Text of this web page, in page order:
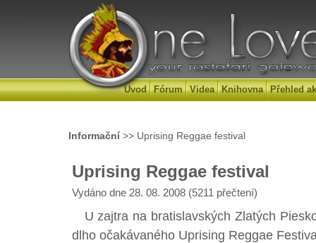
Úvod Fórum Videa Knihovna Přehled
Informační>> Uprising Reggae festival
Uprising Reggae festival
Vydáno dne 28. 08. 2008 (5211 přečtení)
U zajtra na bratislavských Zlatých
dlho očakávaného Uprising Reggae